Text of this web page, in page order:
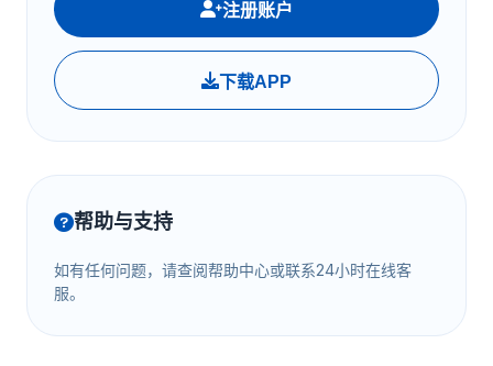
注册账户
下载APP
帮助与支持
如有任何问题，请查阅帮助中心或联系24小时在线客
服。